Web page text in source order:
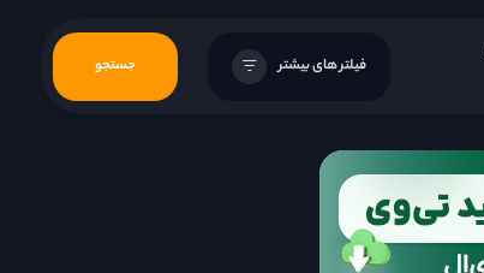
فیلتر های بیشتر جستجو